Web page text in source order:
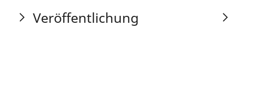
Veröffentlichung